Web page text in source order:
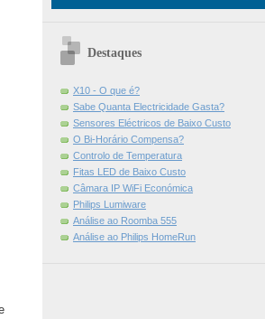
Destaques
X10 - O que é?
Sabe Quanta Electricidade Gasta?
Sensores Eléctricos de Baixo Custo
O Bi-Horário Compensa?
Controlo de Temperatura
Fitas LED de Baixo Custo
Câmara IP WiFi Económica
Philips Lumiware
Análise ao Roomba 555
Análise ao Philips HomeRun